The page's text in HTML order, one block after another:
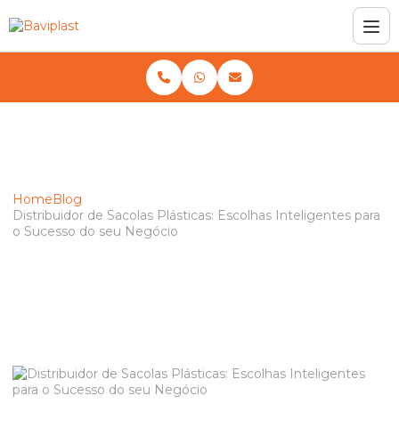
HomeBlog
Distribuidor de Sacolas Plásticas: Escolhas Inteligentes para
o Sucesso do seu Negócio